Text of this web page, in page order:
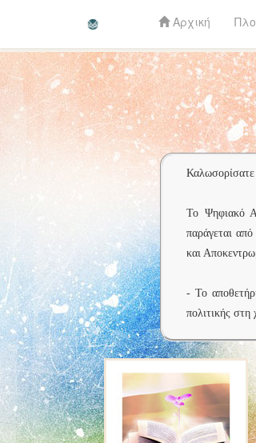
Skip
navigation
Αρχική
Καλωσορίσατε
Το Ψηφιακό
παράγεται
και
- Το
πολιτικής στη